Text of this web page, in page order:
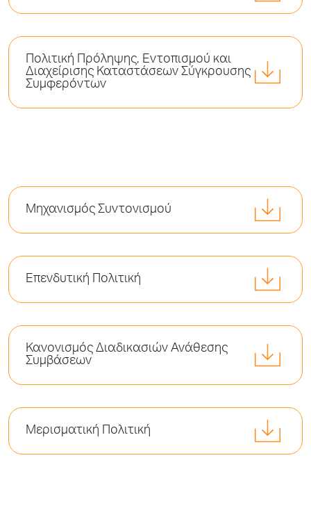
Πολιτική Πρόληψης, Εντοπισμού και
Διαχείρισης Καταστάσεων Σύγκρουσης
Συμφερόντων
Μηχανισμός Συντονισμού
Επενδυτική Πολιτική
Κανονισμός Διαδικασιών Ανάθεσης
Συμβάσεων
Μερισματική Πολιτική